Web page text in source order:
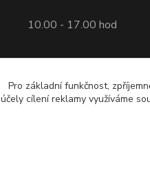
10.00 - 17.00 hod
Pro základní funkčnost,
účely cílení reklamy využíváme